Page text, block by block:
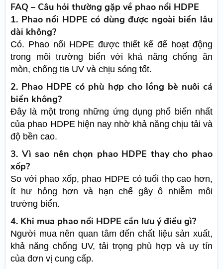
FAQ – Câu hỏi thường gặp về phao nổi HDPE
1. Phao nổi HDPE có dùng được ngoài biển lâu
dài không?
Có. Phao nổi HDPE được thiết kế để hoạt động
trong môi trường biển với khả năng chống ăn
mòn, chống tia UV và chịu sóng tốt.
2. Phao HDPE có phù hợp cho lồng bè nuôi cá
biển không?
Đây là một trong những ứng dụng phổ biến nhất
của phao HDPE hiện nay nhờ khả năng chịu tải và
độ bền cao.
3. Vì sao nên chọn phao HDPE thay cho phao
xốp?
So với phao xốp, phao HDPE có tuổi thọ cao hơn,
ít hư hỏng hơn và hạn chế gây ô nhiễm môi
trường biển.
4. Khi mua phao nổi HDPE cần lưu ý điều gì?
Người mua nên quan tâm đến chất liệu sản xuất,
khả năng chống UV, tải trọng phù hợp và uy tín
của đơn vị cung cấp.